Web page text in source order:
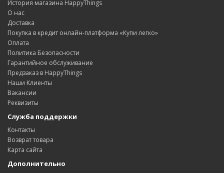
История магазина HappyThings
О нас
Доставка
Покупка в кредит онлайн-платформа «Купи легко»
Оплата
Политика Безопасности
Гарантийное обслуживание
Предзаказ в HappyThings
Наши Клиенты
Вакансии
Реквизиты
Служба поддержки
Контакты
Возврат товара
Карта сайта
Дополнительно